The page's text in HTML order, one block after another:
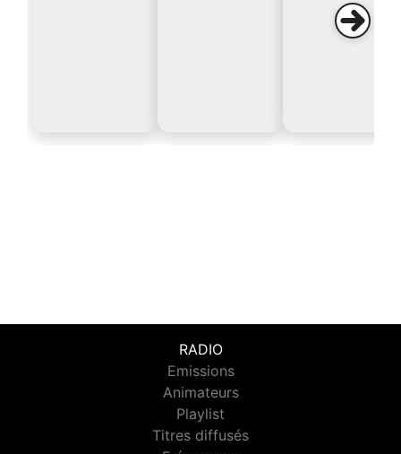
RADIO
Emissions
Animateurs
Playlist
Titres diffusés